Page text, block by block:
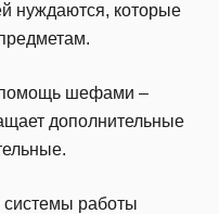
нуждаются, которые
помощь шефами –
дополнительные
работы